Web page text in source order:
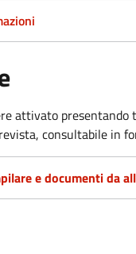
attivato
consultabile in
e documenti da